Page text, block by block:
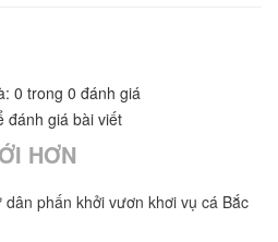
0 trong 0 đánh giá
đánh giá bài viết
HƠN
phấn khởi vươn khơi vụ cá Bắc